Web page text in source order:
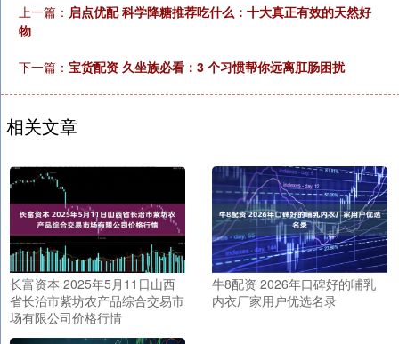
上一篇： 启点优配 科学降糖推荐吃什么：十大真正有效的天然好
物
下一篇： 宝货配资 久坐族必看：3 个习惯帮你远离肛肠困扰
相关文章
长富资本 2025年5月11日山西
省长治市紫坊农产品综合交易市
场有限公司价格行情
牛8配资 2026年口碑好的哺乳
内衣厂家用户优选名录